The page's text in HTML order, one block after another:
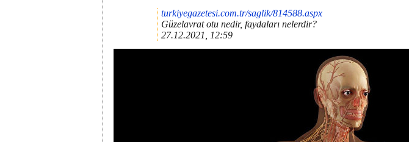
turkiyegazetesi.com.tr/saglik/814588.aspx
Güzelavrat otu nedir, faydaları nelerdir?
27.12.2021, 12:59